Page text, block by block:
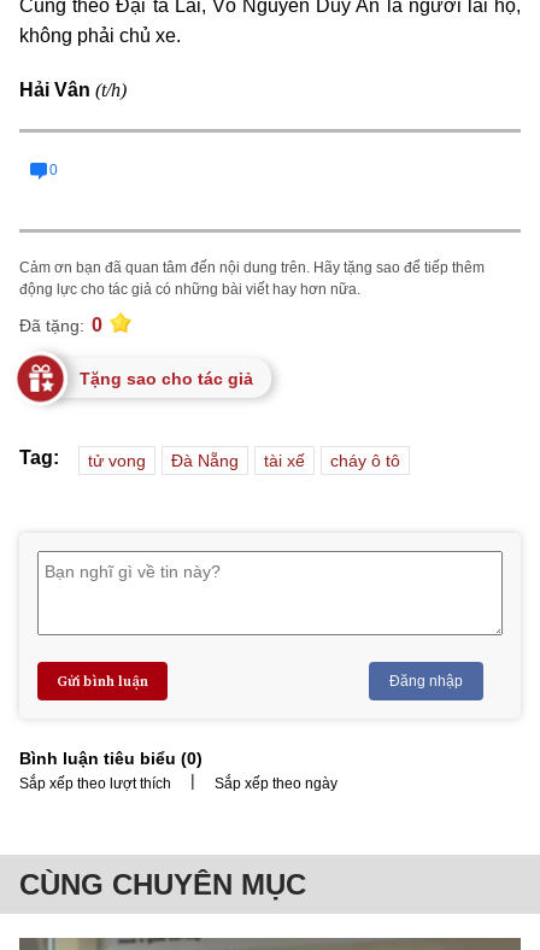
Cũng theo Đại tá Lai, Võ Nguyễn Duy An là người lái hộ,
không phải chủ xe.
Hải Vân (t/h)
0
Cảm ơn bạn đã quan tâm đến nội dung trên. Hãy tặng sao để tiếp thêm
động lực cho tác giả có những bài viết hay hơn nữa.
Đã tặng: 0
Tặng sao cho tác giả
Tag: tử vong Đà Nẵng tài xế cháy ô tô
Gửi bình luận Đăng nhập
Bình luận tiêu biểu (0)
Sắp xếp theo lượt thích | Sắp xếp theo ngày
CÙNG CHUYÊN MỤC